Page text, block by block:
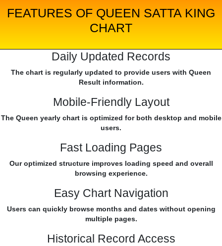
FEATURES OF QUEEN SATTA KING
CHART
Daily Updated Records
The chart is regularly updated to provide users with Queen
Result information.
Mobile-Friendly Layout
The Queen yearly chart is optimized for both desktop and mobile
users.
Fast Loading Pages
Our optimized structure improves loading speed and overall
browsing experience.
Easy Chart Navigation
Users can quickly browse months and dates without opening
multiple pages.
Historical Record Access